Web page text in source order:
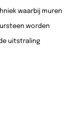
waarbij muren
worden
uitstraling